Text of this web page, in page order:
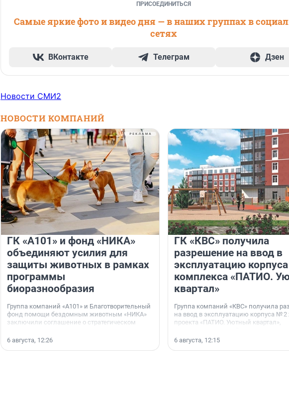
ПРИСОЕДИНИТЬСЯ
Самые яркие фото и видео дня — в наших группах в
сетях
ВКонтакте Телеграм Дзен
Новости СМИ2
НОВОСТИ КОМПАНИЙ
ГК «А101» и фонд «НИКА»
объединяют усилия для
защиты животных в рамках
программы
биоразнообразия
Группа компаний «А101» и Благотворительный
фонд помощи бездомным животным «НИКА»
заключили соглашение о стратегическом
6 августа, 12:26
ГК «КВС» получила
разрешение на ввод в
эксплуатацию
комплекса «ПАТИО.
квартал»
Группа компаний «КВС» получила
на ввод в эксплуатацию корпуса № 2
проекта «ПАТИО. Уютный квартал»,
Ленинградской области.
6 августа, 12:15